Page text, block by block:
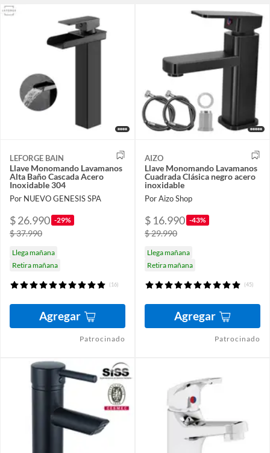
LEFORGE BAIN
Llave Monomando Lavamanos
Alta Baño Cascada Acero
Inoxidable 304
Por NUEVO GENESIS SPA
$ 26.990 -29%
$ 37.990
Llega mañana
Retira mañana
(16)
Agregar
Patrocinado
AIZO
Llave Monomando Lavamanos
Cuadrada Clásica negro acero
inoxidable
Por Aizo Shop
$ 16.990 -43%
$ 29.990
Llega mañana
Retira mañana
(45)
Agregar
Patrocinado